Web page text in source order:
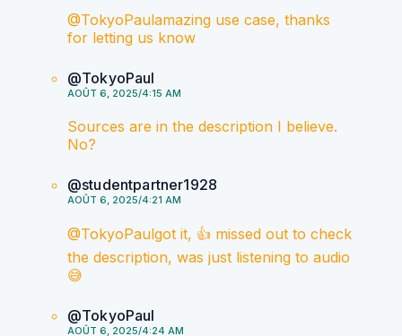
​@TokyoPaulamazing use case, thanks
for letting us know
@TokyoPaul
AOÛT 6, 2025/4:15 AM
Sources are in the description I believe.
No?
@studentpartner1928
AOÛT 6, 2025/4:21 AM
​​@TokyoPaulgot it, 👍 missed out to check
the description, was just listening to audio
😅
@TokyoPaul
AOÛT 6, 2025/4:24 AM